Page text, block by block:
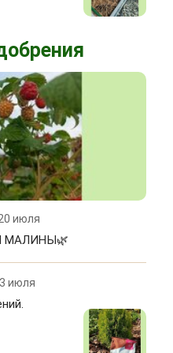
июля
МАЛИНЫ🌿
июля